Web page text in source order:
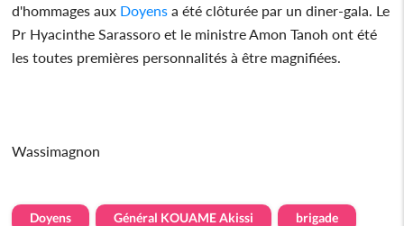
d'hommages aux Doyens a été clôturée par un diner-gala. Le
Pr Hyacinthe Sarassoro et le ministre Amon Tanoh ont été
les toutes premières personnalités à être magnifiées.
Wassimagnon
Doyens Général KOUAME Akissi brigade